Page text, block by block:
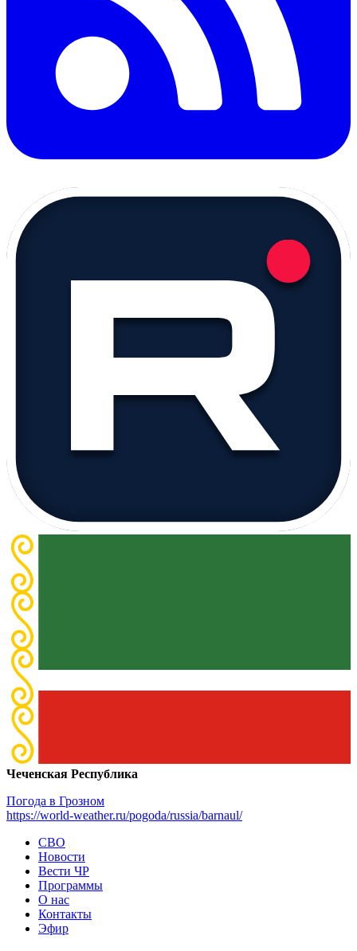
Чеченская Республика
Погода в Грозном
https://world-weather.ru/pogoda/russia/barnaul/
СВО
Новости
Вести ЧР
Программы
О нас
Контакты
Эфир